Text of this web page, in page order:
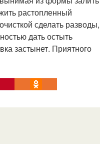
растопленный
сделать разводы,
дать остыть
застынет. Приятного